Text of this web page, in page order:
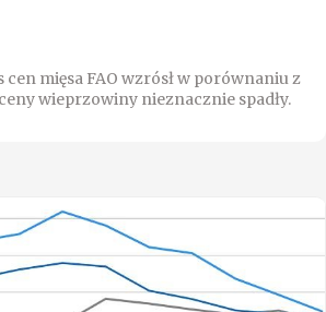
cen mięsa FAO wzrósł w porównaniu z
wieprzowiny nieznacznie spadły.